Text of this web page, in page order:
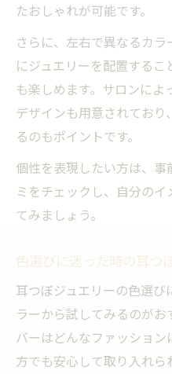
たおしゃれが可能です。
さらに、左右で異なるカ
にジュエリーを配置する
も楽しめます。サロンに
デザインも用意されてお
るのもポイントです。
個性を表現したい方は、
ミをチェックし、自分の
てみましょう。
色選びに迷った時の耳つ
耳つぼジュエリーの色選
ラーから試してみるのが
バーはどんなファッショ
方でも安心して取り入れ